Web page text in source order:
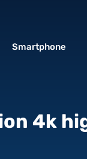
Smartphone
4k